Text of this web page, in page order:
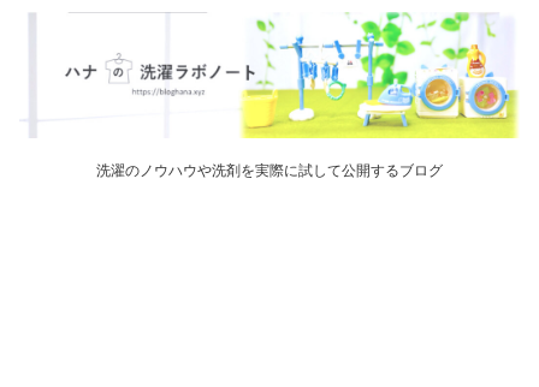
洗濯のノウハウや洗剤を実際に試して公開するブログ